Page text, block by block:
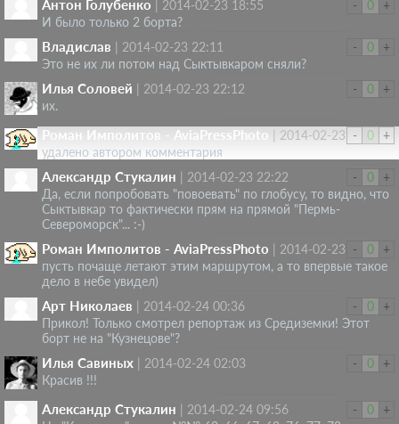
-
0 +
Антон Голубенко
2014-02-23 18:55
И было только 2 борта?
-
0 +
Владислав
2014-02-23 22:11
Это не их ли потом над Сыктывкаром сняли?
-
0 +
Илья Соловей
2014-02-23 22:12
их.
-
0 +
Роман Имполитов - AviaPressPhoto
2014-02-23 22:12
удалено автором комментария
-
0 +
Александр Стукалин
2014-02-23 22:22
Да, если попробовать "повоевать" по глобусу, то видно, что
Сыктывкар то фактически прям на прямой "Пермь-
Североморск"... :-)
-
0 +
Роман Имполитов - AviaPressPhoto
2014-02-23 23:27
пусть почаще летают этим маршрутом, а то впервые такое
дело в небе увидел)
-
0 +
Арт Николаев
2014-02-24 00:36
Прикол! Только смотрел репортаж из Средиземки! Этот
борт не на "Кузнецове"?
-
0 +
Илья Савиных
2014-02-24 02:03
Красив !!!
-
0 +
Александр Стукалин
2014-02-24 09:56